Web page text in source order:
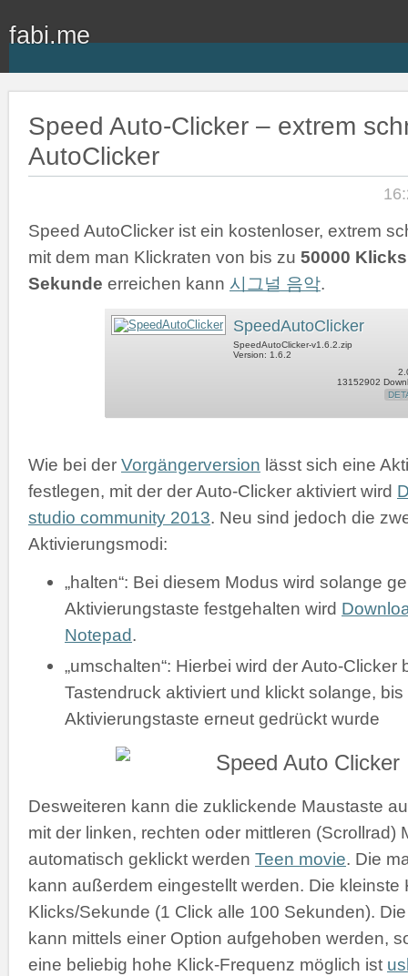
fabi.me
Speed Auto-Clicker – extrem
AutoClicker
Speed AutoClicker ist ein kostenloser, extrem
mit dem man Klickraten von bis zu 50000
Sekunde erreichen kann 시그널 음악.
SpeedAutoClicker
SpeedAutoClicker-v1.6.2.zip
Version: 1.6.2
13152902
Wie bei der Vorgängerversion lässt sich eine
festlegen, mit der der Auto-Clicker aktiviert wird
studio community 2013. Neu sind jedoch die
Aktivierungsmodi:
„halten“: Bei diesem Modus wird solange
Aktivierungstaste festgehalten wird
Notepad.
„umschalten“: Hierbei wird der Auto-Clicker
Tastendruck aktiviert und klickt solange, bis
Aktivierungstaste erneut gedrückt wurde
Desweiteren kann die zuklickende Maustaste
mit der linken, rechten oder mittleren (Scrollrad)
automatisch geklickt werden Teen movie. Die
kann außerdem eingestellt werden. Die kleinste
Klicks/Sekunde (1 Click alle 100 Sekunden).
kann mittels einer Option aufgehoben werden,
eine beliebig hohe Klick-Frequenz möglich ist